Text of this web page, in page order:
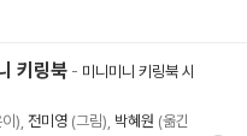
키링북 - 미니미니 키링북 시
), 전미영 (그림), 박혜원 (옮긴